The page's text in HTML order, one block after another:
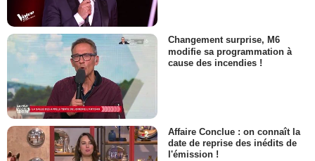
Changement surprise, M6
modifie sa programmation à
cause des incendies !
Affaire Conclue : on connaît la
date de reprise des inédits de
l'émission !